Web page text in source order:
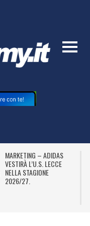
MARKETING – ADIDAS
VESTIRÀ L’U.S. LECCE
NELLA STAGIONE
2026/27.